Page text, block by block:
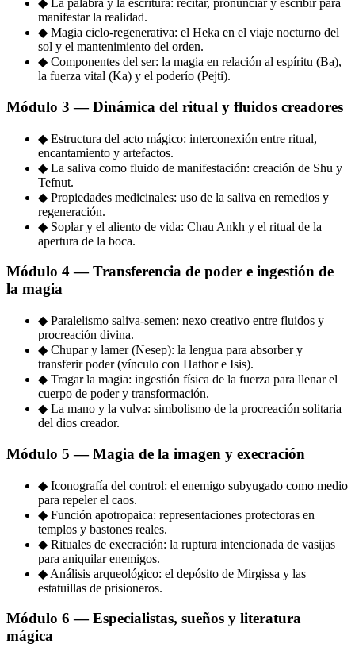
◆
La palabra y la escritura: recitar, pronunciar y escribir para
manifestar la realidad.
◆ Magia ciclo-regenerativa: el Heka en el viaje nocturno del
sol y el mantenimiento del orden.
◆ Componentes del ser: la magia en relación al espíritu (Ba),
la fuerza vital (Ka) y el poderío (Pejti).
Módulo 3 — Dinámica del ritual y fluidos creadores
◆ Estructura del acto mágico: interconexión entre ritual,
encantamiento y artefactos.
◆ La saliva como fluido de manifestación: creación de Shu y
Tefnut.
◆ Propiedades medicinales: uso de la saliva en remedios y
regeneración.
◆ Soplar y el aliento de vida: Chau Ankh y el ritual de la
apertura de la boca.
Módulo 4 — Transferencia de poder e ingestión de
la magia
◆ Paralelismo saliva-semen: nexo creativo entre fluidos y
procreación divina.
◆ Chupar y lamer (Nesep): la lengua para absorber y
transferir poder (vínculo con Hathor e Isis).
◆ Tragar la magia: ingestión física de la fuerza para llenar el
cuerpo de poder y transformación.
◆ La mano y la vulva: simbolismo de la procreación solitaria
del dios creador.
Módulo 5 — Magia de la imagen y execración
◆ Iconografía del control: el enemigo subyugado como medio
para repeler el caos.
◆ Función apotropaica: representaciones protectoras en
templos y bastones reales.
◆ Rituales de execración: la ruptura intencionada de vasijas
para aniquilar enemigos.
◆ Análisis arqueológico: el depósito de Mirgissa y las
estatuillas de prisioneros.
Módulo 6 — Especialistas, sueños y literatura
mágica